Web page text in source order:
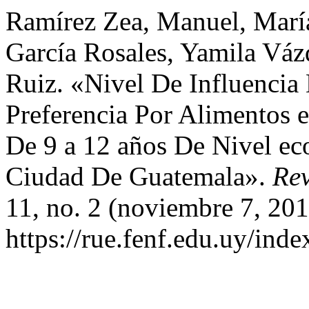
Ramírez Zea, Manuel,
García Rosales, Yamila
Ruiz. «Nivel De Influencia
Preferencia Por Alimentos
De 9 a 12 años De Nivel
Ciudad De Guatemala».
11, no. 2 (noviembre 7,
https://rue.fenf.edu.uy/